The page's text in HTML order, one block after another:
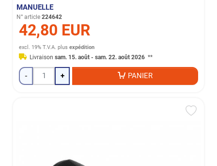
MANUELLE
N° article 224642
42,80 EUR
excl. 19% T.V.A. plusexpédition
Livraisonsam. 15. août - sam. 22. août 2026 **
- + PANIER